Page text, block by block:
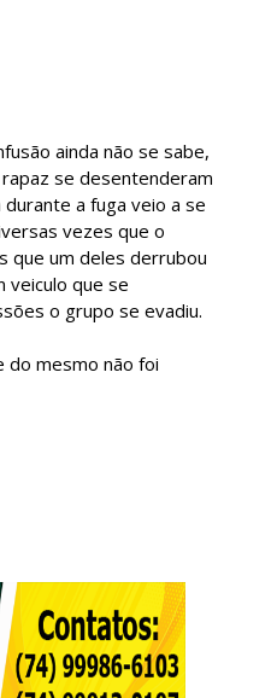
ainda não se sabe,
se desentenderam
a fuga veio a se
vezes que o
que um deles derrubou
veiculo que se
o grupo se evadiu.
do mesmo não foi